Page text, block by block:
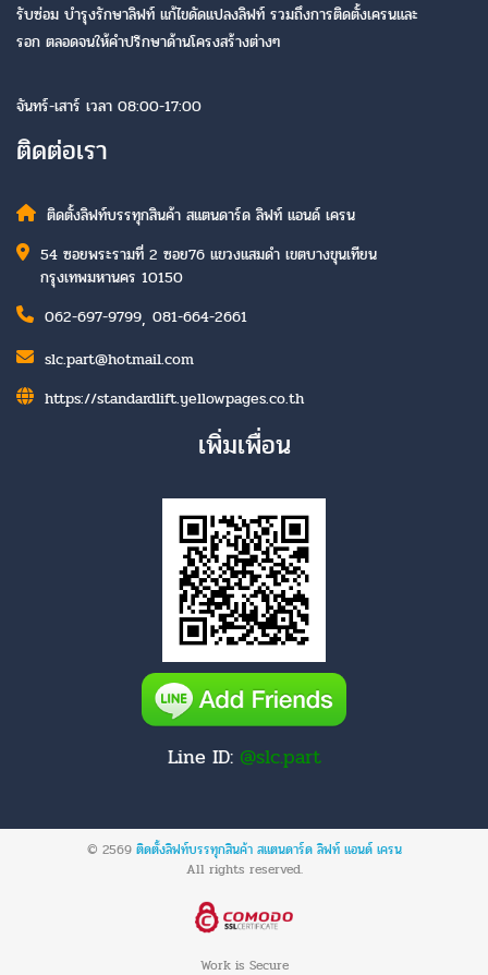
รับซ่อม บำรุงรักษาลิฟท์ แก้ไขดัดแปลงลิฟท์ รวมถึงการติดตั้งเครนและ
รอก ตลอดจนให้คำปรึกษาด้านโครงสร้างต่างๆ
จันทร์-เสาร์ เวลา 08:00-17:00
ติดต่อเรา
ติดตั้งลิฟท์บรรทุกสินค้า สแตนดาร์ด ลิฟท์ แอนด์ เครน
54 ซอยพระรามที่ 2 ซอย76 แขวงแสมดำ เขตบางขุนเทียน
กรุงเทพมหานคร 10150
062-697-9799, 081-664-2661
slc.part@hotmail.com
https://standardlift.yellowpages.co.th
เพิ่มเพื่อน
Line ID: @slc.part
© 2569 ติดตั้งลิฟท์บรรทุกสินค้า สแตนดาร์ด ลิฟท์ แอนด์ เครน
All rights reserved.
Work is Secure